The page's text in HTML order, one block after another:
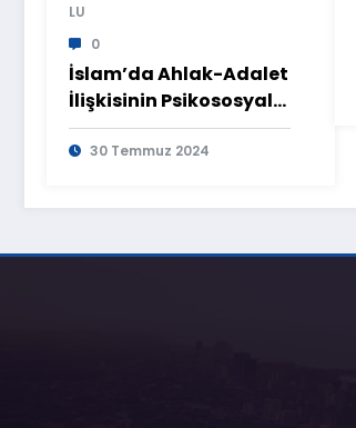
LU
0
İslam’da Ahlak-Adalet
İlişkisinin Psikososyal
İz Düşümleri
30 Temmuz 2024